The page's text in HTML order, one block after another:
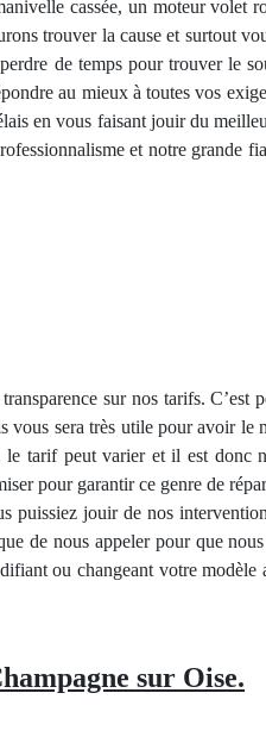
cassée, un moteur volet
trouver la cause et surtout
de temps pour trouver le
au mieux à toutes vos
en vous faisant jouir du
et notre grande
sur nos tarifs. C’est
sera très utile pour avoir le
tarif peut varier et il est donc
pour garantir ce genre de
puissiez jouir de nos
de nous appeler pour que
ou changeant votre modèle
sur Oise.